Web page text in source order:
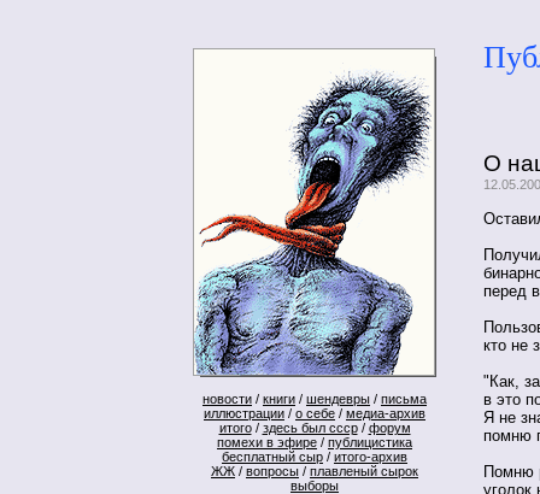
новости / книги / шендевры / письма
иллюстрации / о себе / медиа-архив
итого/ здесь был ссср/ форум
помехи в эфире / публицистика
бесплатный сыр / итого-архив
ЖЖ / вопросы / плавленый сырок
выборы
О
перед
кто не
"Как,
в это
Я не
помню
Помню
уголок